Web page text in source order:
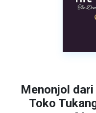
Menonjol
Toko